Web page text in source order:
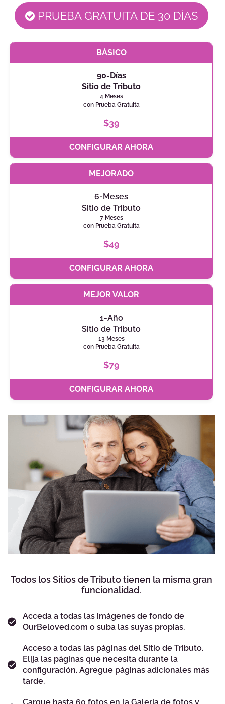
PRUEBA GRATUITA DE 30 DÍAS
BÁSICO
90-Días
Sitio de Tributo
4 Meses
con Prueba Gratuita
$39
CONFIGURAR AHORA
MEJORADO
6-Meses
Sitio de Tributo
7 Meses
con Prueba Gratuita
$49
CONFIGURAR AHORA
MEJOR VALOR
1-Año
Sitio de Tributo
13 Meses
con Prueba Gratuita
$79
CONFIGURAR AHORA
Todos los Sitios de Tributo tienen la misma gran
funcionalidad.
Acceda a todas las imágenes de fondo de
OurBeloved.com o suba las suyas propias.
Acceso a todas las páginas del Sitio de Tributo.
Elija las páginas que necesita durante la
configuración. Agregue páginas adicionales más
tarde.